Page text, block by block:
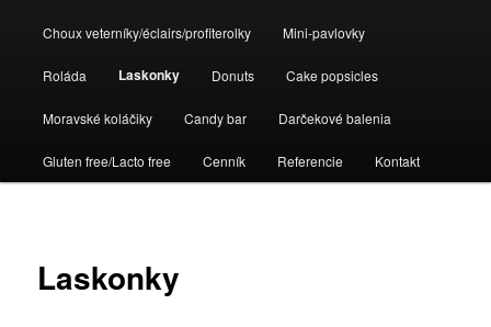
Choux veterníky/éclairs/profiterolky Mini-pavlovky
Roláda Laskonky Donuts Cake popsicles
Moravské koláčiky Candy bar Darčekové balenia
Gluten free/Lacto free Cenník Referencie Kontakt
Laskonky